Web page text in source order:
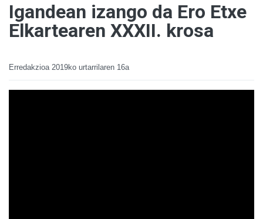
Igandean izango da Ero Etxe
Elkartearen XXXII. krosa
Erredakzioa 2019ko urtarrilaren 16a